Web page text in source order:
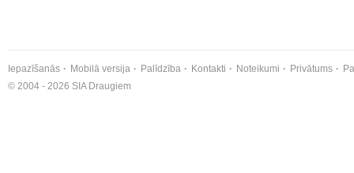
Iepazīšanās Mobilā versija Palīdzība Kontakti Noteikumi Privātums
© 2004 - 2026 SIA Draugiem